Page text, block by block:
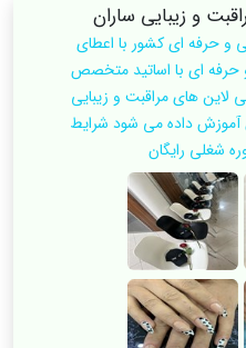
و زیبایی ساران
و حرفه ای کشور با اعطای
حرفه ای با اساتید متخصص
لاین های مراقبت و زیبایی
آموزش داده می شود شرایط
شغلی رایگان